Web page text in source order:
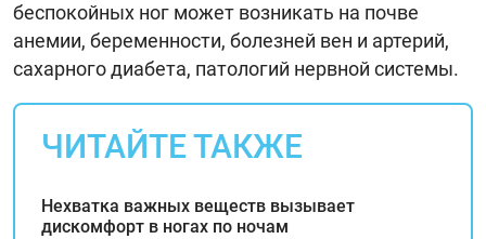
беспокойных ног может возникать на почве
анемии, беременности, болезней вен и артерий,
сахарного диабета, патологий нервной системы.
ЧИТАЙТЕ ТАКЖЕ
Нехватка важных веществ вызывает
дискомфорт в ногах по ночам